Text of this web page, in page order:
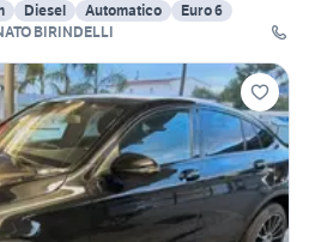
Diesel Automatico
Euro 6
BIRINDELLI